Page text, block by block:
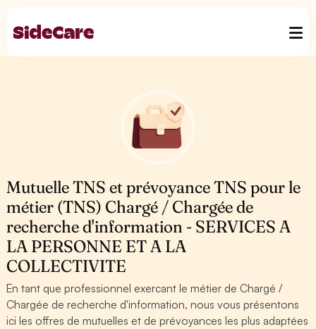
Mutuelle TNS et prévoyance TNS pour le
métier (TNS) Chargé / Chargée de
recherche d'information - SERVICES A
LA PERSONNE ET A LA
COLLECTIVITE
En tant que professionnel exercant le métier de Chargé /
Chargée de recherche d'information, nous vous présentons
ici les offres de mutuelles et de prévoyances les plus adaptées